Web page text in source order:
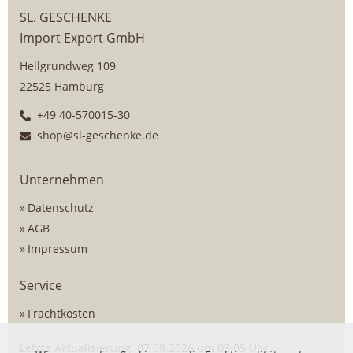
SL. GESCHENKE
Import Export GmbH
Hellgrundweg 109
22525 Hamburg
+49 40-570015-30
shop@sl-geschenke.de
Unternehmen
Datenschutz
AGB
Impressum
Service
Frachtkosten
Letzte Aktualisierung: 07.08.2026 um 03:05 Uhr